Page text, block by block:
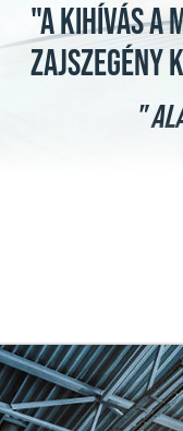
"A KIHÍVÁS A
ZAJSZEGÉNY
"